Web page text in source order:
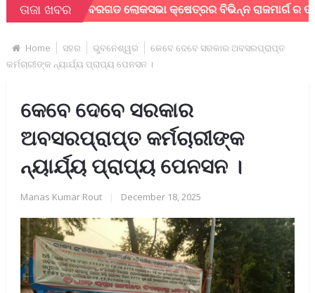
ତାଜା ଖବରବରଗଡ ଲୋକସଭା କ୍ଷେତ୍ରର ବିଭିନ୍ନ ରାଜମାର୍ଗ ର
Home ସହର ଭୁବନେଶ୍ୱର
କେବେ ଦେବେ ସରକାର ଅବସରପ୍ରାପ୍ତ
କର୍ମଚାରୀଙ୍କ ନ୍ୟାର୍ଯ୍ୟ ପ୍ରାପ୍ୟ ପେନସନ ।
କେବେ ଦେବେ ସରକାର
ଅବସରପ୍ରାପ୍ତ କର୍ମଚାରୀଙ୍କ
ନ୍ୟାର୍ଯ୍ୟ ପ୍ରାପ୍ୟ ପେନସନ ।
Manas Kumar Rout December 18, 2025